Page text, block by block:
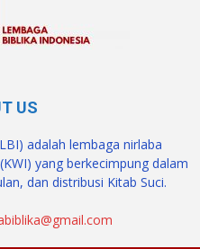
US
adalah lembaga nirlaba
yang berkecimpung dalam
dan distribusi Kitab Suci.